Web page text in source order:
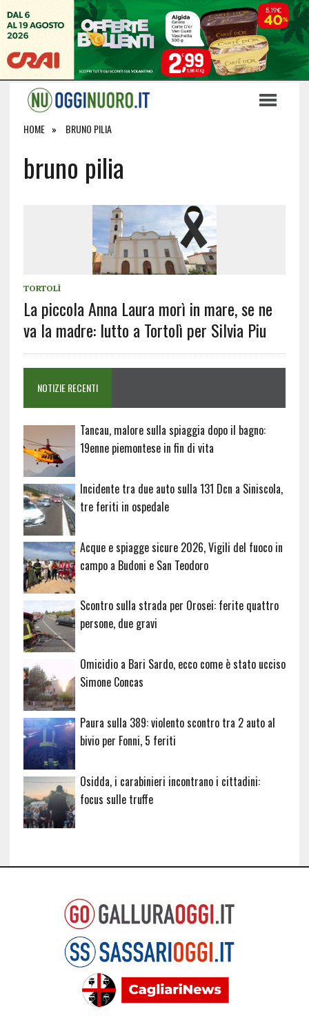
HOME BRUNO PILIA
bruno pilia
TORTOLÌ
La piccola Anna Laura morì in mare, se ne
va la madre: lutto a Tortolì per Silvia Piu
NOTIZIE RECENTI
Tancau, malore sulla spiaggia dopo il bagno:
19enne piemontese in fin di vita
Incidente tra due auto sulla 131 Dcn a Siniscola,
tre feriti in ospedale
Acque e spiagge sicure 2026, Vigili del fuoco in
campo a Budoni e San Teodoro
Scontro sulla strada per Orosei: ferite quattro
persone, due gravi
Omicidio a Bari Sardo, ecco come è stato ucciso
Simone Concas
Paura sulla 389: violento scontro tra 2 auto al
bivio per Fonni, 5 feriti
Osidda, i carabinieri incontrano i cittadini:
focus sulle truffe